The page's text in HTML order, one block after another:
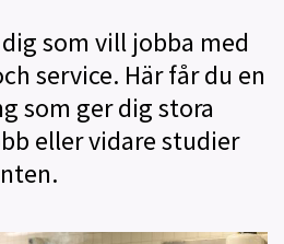
som vill jobba med
service. Här får du en
som ger dig stora
eller vidare studier